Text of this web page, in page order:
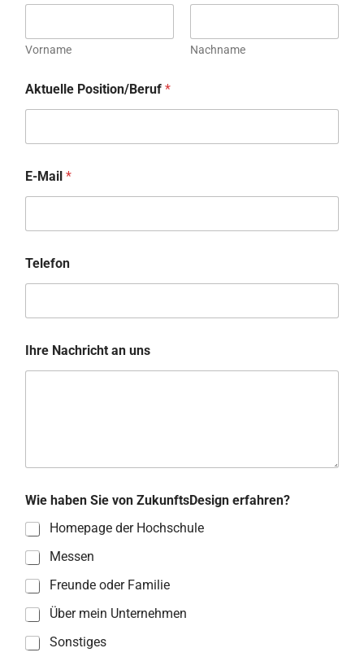
Vorname Nachname
Aktuelle Position/Beruf *
E-Mail *
Telefon
Ihre Nachricht an uns
Wie haben Sie von ZukunftsDesign erfahren?
Homepage der Hochschule
Messen
Freunde oder Familie
Über mein Unternehmen
Sonstiges